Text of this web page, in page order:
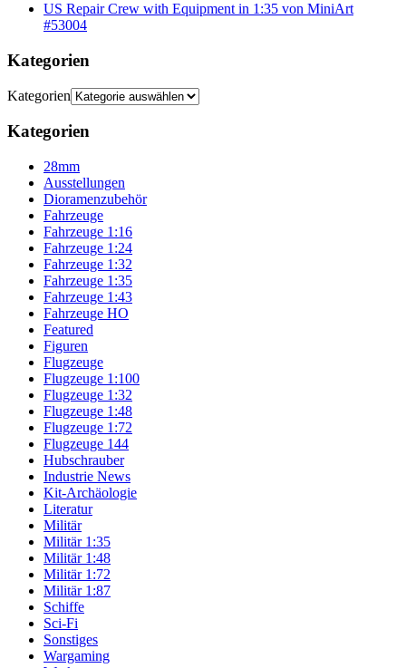
US Repair Crew with Equipment in 1:35 von MiniArt
#53004
Kategorien
Kategorien
Kategorien
28mm
Ausstellungen
Dioramenzubehör
Fahrzeuge
Fahrzeuge 1:16
Fahrzeuge 1:24
Fahrzeuge 1:32
Fahrzeuge 1:35
Fahrzeuge 1:43
Fahrzeuge HO
Featured
Figuren
Flugzeuge
Flugzeuge 1:100
Flugzeuge 1:32
Flugzeuge 1:48
Flugzeuge 1:72
Flugzeuge 144
Hubschrauber
Industrie News
Kit-Archäologie
Literatur
Militär
Militär 1:35
Militär 1:48
Militär 1:72
Militär 1:87
Schiffe
Sci-Fi
Sonstiges
Wargaming